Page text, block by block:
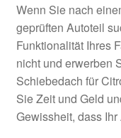
Wenn Sie nach
geprüften Autoteil
Funktionalität Ihres
nicht und erwerben
Schiebedach für
Sie Zeit und Geld
Gewissheit, dass